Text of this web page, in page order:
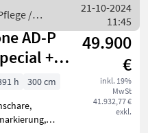
zu
einen
/
21-10-2024
11:45
AD-P
+
Super
49.900
€
inkl. 19%
MwSt
41.932,77 €
exkl.
h
300 cm